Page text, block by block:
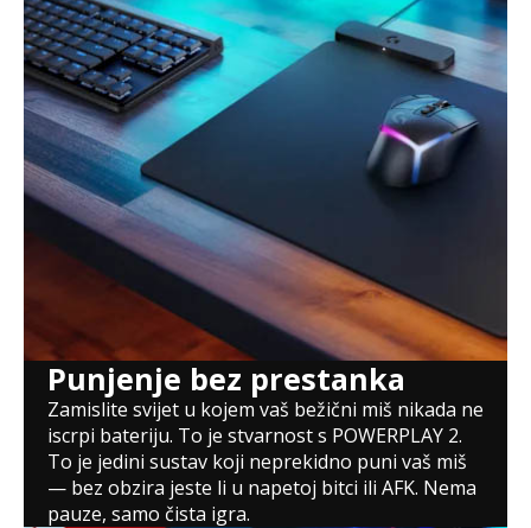
Punjenje bez prestanka
Zamislite svijet u kojem vaš bežični miš nikada ne
iscrpi bateriju. To je stvarnost s POWERPLAY 2.
To je jedini sustav koji neprekidno puni vaš miš
— bez obzira jeste li u napetoj bitci ili AFK. Nema
pauze, samo čista igra.